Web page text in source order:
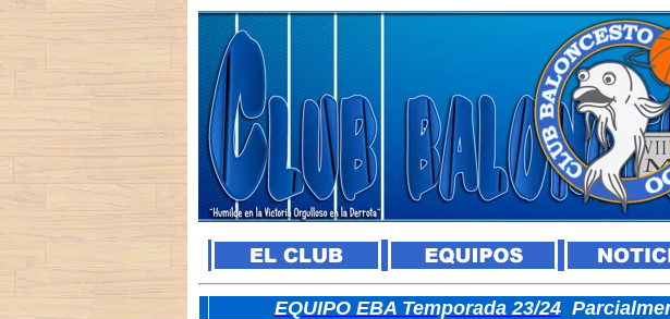
EQUIPO EBA Temporada 23/24